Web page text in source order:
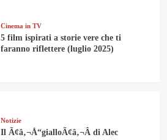
Cinema in TV
5 film ispirati a storie vere che ti
faranno riflettere (luglio 2025)
Notizie
Il Ã¢â‚¬Å“gialloÃ¢â‚¬Â di Alec